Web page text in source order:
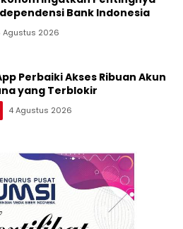
Bank Indonesia
Agustus 2026
Perbaiki Akses Ribuan Akun
yang Terblokir
4 Agustus 2026